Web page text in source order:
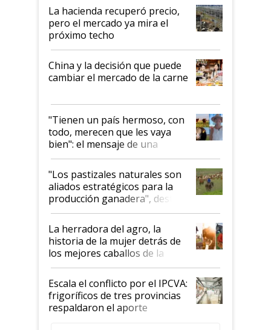
La hacienda recuperó precio,
pero el mercado ya mira el
próximo techo
China y la decisión que puede
cambiar el mercado de la carne
"Tienen un país hermoso, con
todo, merecen que les vaya
bien": el mensaje de una
ganadera uruguaya sobre las
oportunidades que se abren
para el agro en Argentina, con
foco en la carne
"Los pastizales naturales son
aliados estratégicos para la
producción ganadera", destaca
la iniciativa que ya reúne a 46
establecimientos en Argentina
La herradora del agro, la
historia de la mujer detrás de
los mejores caballos de la
Argentina y los mitos que
todavía hacen sufrir a estos
animales: "Mientras me
descalificaban, yo seguí
haciendo currículum"
Escala el conflicto por el IPCVA:
frigoríficos de tres provincias
respaldaron el aporte